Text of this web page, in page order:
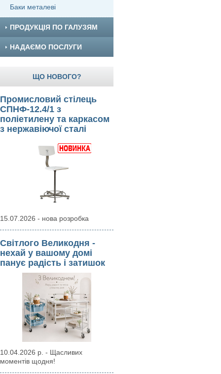
Баки металеві
ПРОДУКЦІЯ ПО ГАЛУЗЯМ
НАДАЄМО ПОСЛУГИ
ЩО НОВОГО?
Промисловий стілець
СПНФ-12.4/1 з
поліетилену та каркасом
з нержавіючої сталі
15.07.2026 - нова розробка
Світлого Великодня -
нехай у вашому домі
панує радість і затишок
10.04.2026 р. - Щасливих
моментів щодня!